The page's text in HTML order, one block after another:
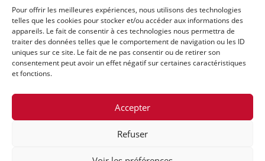
Pour offrir les meilleures expériences, nous utilisons des technologies
telles que les cookies pour stocker et/ou accéder aux informations des
appareils. Le fait de consentir à ces technologies nous permettra de
traiter des données telles que le comportement de navigation ou les ID
uniques sur ce site. Le fait de ne pas consentir ou de retirer son
consentement peut avoir un effet négatif sur certaines caractéristiques
et fonctions.
Accepter
Refuser
Trouver nos produits
Politique de frais d'envoi
Termes et conditions
Politique de remboursement